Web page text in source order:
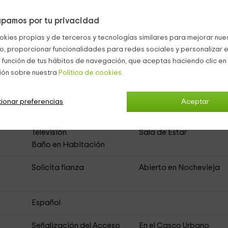
por tu privacidad
propias y de terceros y tecnologías similares para mejorar
proporcionar funcionalidades para redes sociales y personalizar
de tus hábitos de navegación, que aceptas haciendo clic
sobre nuestra Política de cookies.
Aceptar
preferencias
(Casa Rural de Alquiler Íntegro)
Acceso Asfaltado
Televisión
Sala de Estar
Baño en Habitación
Solicita fianza
Abierto en Nochevieja
Español
Señalización del Acceso En el Casco Urbano